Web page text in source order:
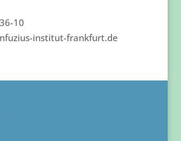
10
institut-frankfurt.de